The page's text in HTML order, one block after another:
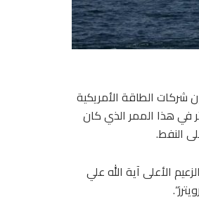
شركات الطاقة الأمريكية
في هذا الممر الذي كان
الأعلى آية الله علي